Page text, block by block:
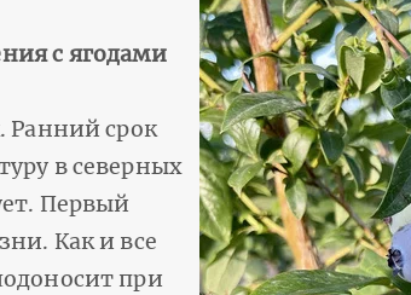
с ягодами
Ранний срок
в северных
Первый
Как и все
при